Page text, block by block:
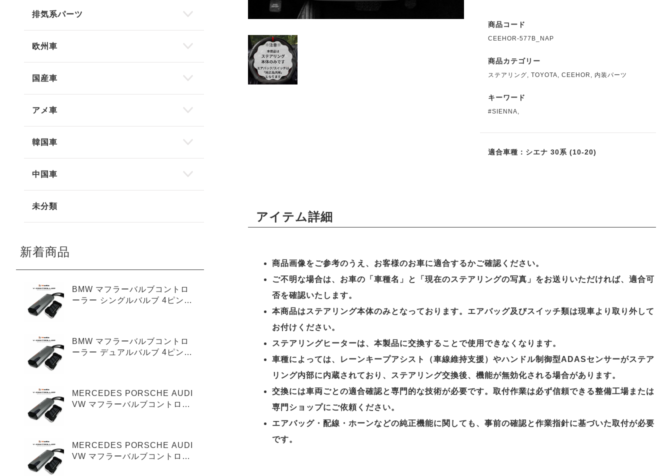
商品コード
CEEHOR-577B_NAP
商品カテゴリー
ステアリング, TOYOTA, CEEHOR , 内装パーツ
キーワード
#SIENNA,
適合車種：シエナ 30系 (10-20)
アイテム詳細
商品画像をご参考のうえ、お客様のお車に適合するかご確認ください。
ご不明な場合は、お車の「車種名」と「現在のステアリングの写真」をお送りいただければ、適合可
否を確認いたします。
本商品はステアリング本体のみとなっております。エアバッグ及びスイッチ類は現車より取り外して
お付けください。
ステアリングヒーターは、本製品に交換することで使用できなくなります。
車種によっては、レーンキープアシスト（車線維持支援）やハンドル制御型ADASセンサーがステア
リング内部に内蔵されており、ステアリング交換後、機能が無効化される場合があります。
交換には車両ごとの適合確認と専門的な技術が必要です。取付作業は必ず信頼できる整備工場または
専門ショップにご依頼ください。
エアバッグ・配線・ホーンなどの純正機能に関しても、事前の確認と作業指針に基づいた取付が必要
です。
排気系パーツ
欧州車
国産車
アメ車
韓国車
中国車
未分類
新着商品
BMW マフラーバルブコントロ
ーラー シングルバルブ 4ピンタ
BMW マフラーバルブコントロ
ーラー デュアルバルブ 4ピンタ
MERCEDES PORSCHE AUDI
VW マフラーバルブコントロー
MERCEDES PORSCHE AUDI
VW マフラーバルブコントロー